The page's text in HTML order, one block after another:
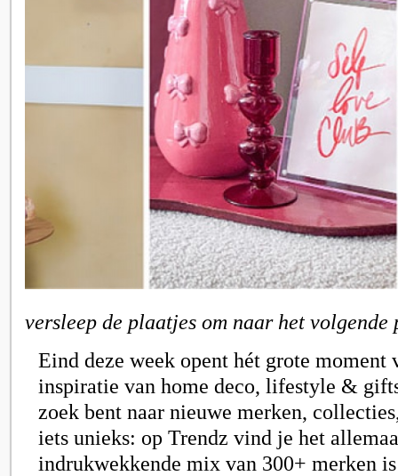
versleep de plaatjes om naar het
Eind deze week opent hét grote moment
inspiratie van home deco, lifestyle &
zoek bent naar nieuwe merken,
iets unieks: op Trendz vind je het
indrukwekkende mix van 300+ merken